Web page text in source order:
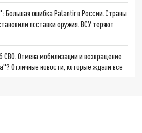
Большая ошибка Palantir в России. Страны
поставки оружия. ВСУ теряют
СВО. Отмена мобилизации и возвращение
Отличные новости, которые ждали все